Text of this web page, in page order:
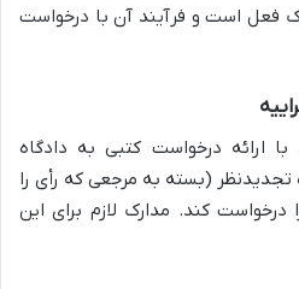
فعل است و فرآیند آن با درخواست
ارائه درخواست کتبی به دادگاه
تجدیدنظر (بسته به مرجعی که رأی را
درخواست کند. مدارک لازم برای این